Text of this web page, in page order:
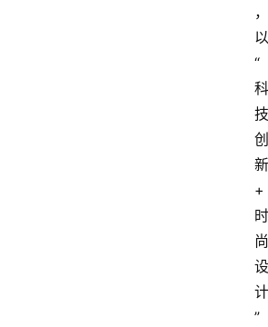
，
以
“
科
技
创
新
+
时
尚
设
计
”